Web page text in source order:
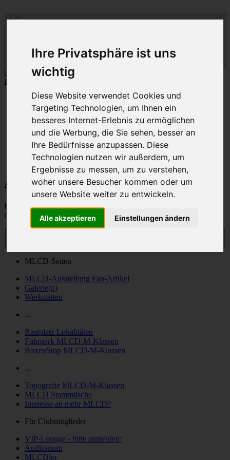
Ihre Privatsphäre ist uns
wichtig
Diese Website verwendet Cookies und
Targeting Technologien, um Ihnen ein
besseres Internet-Erlebnis zu ermöglichen
und die Werbung, die Sie sehen, besser an
Ihre Bedürfnisse anzupassen. Diese
Technologien nutzen wir außerdem, um
Ergebnisse zu messen, um zu verstehen,
woher unsere Besucher kommen oder um
unsere Website weiter zu entwickeln.
Alle akzeptieren Einstellungen ändern
D
eutschland
Der Mercedes M-Klasse Club!
MLCD
Regionalbereich
10 aus mehr als 110 8-Zylinder
Schnellzugriff
Ungelesene
MLCD-Ausstellung
Forennutzer
FAQ
MLCD-Seiten MLCD-Foren-Übersicht
Alle Cookies des Boards löschen
Bist du dir sicher, dass du alle Cookies des Boards löschen
möchtest?
MLCD-Seiten
MLCD-Ausstellung Fan-Artikel
Galerie(n)
Werkstätten
...
Rastplatz Lokalitäten
Fuhrpark MLCD-M-Klassen
BoxenStop MLCD-M-Klassen
...
Topografie MLCD-M-Klassen
MLCD Stammtische
Interesse an mehr MLCD?
Für Clubmitglieder
VIP-Lounge - bitte anmelden!
Auditorium
MLCDler